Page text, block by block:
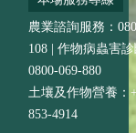
農業諮詢服務：
108 | 作物病蟲害
0800-069-880
土壤及作物營養：
853-4914